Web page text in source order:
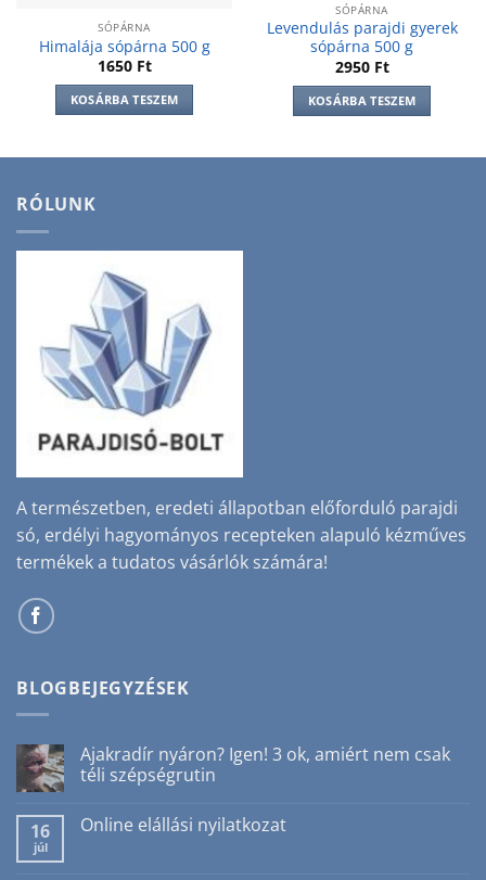
SÓPÁRNA
Himalája sópárna 500 g
1650 Ft
KOSÁRBA TESZEM
SÓPÁRNA
Levendulás parajdi gyerek
sópárna 500 g
2950 Ft
KOSÁRBA TESZEM
RÓLUNK
A természetben, eredeti állapotban előforduló parajdi
só, erdélyi hagyományos recepteken alapuló kézműves
termékek a tudatos vásárlók számára!
BLOGBEJEGYZÉSEK
Ajakradír nyáron? Igen! 3 ok, amiért nem csak
téli szépségrutin
a(z)
16
júl
Online elállási nyilatkozat